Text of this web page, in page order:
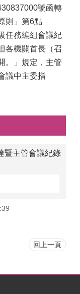
號函轉
則」第6點
任務編組會議紀
各機關首長（召
。」規定，主管
議中主委指
暨主管會議紀錄
回上一頁